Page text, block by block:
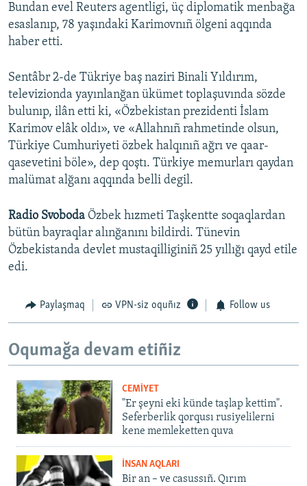
Bundan evel Reuters agentligi, üç diplomatik menbağa
esaslanıp, 78 yaşındaki Karimovnıñ ölgeni aqqında
haber etti.
Sentâbr 2-de Tükriye baş naziri Binali Yıldırım,
televizionda yayınlanğan ükümet toplaşuvında sözde
bulunıp, ilân etti ki, «Özbekistan prezidenti İslam
Karimov elâk oldı», ve «Allahnıñ rahmetinde olsun,
Türkiye Cumhuriyeti özbek halqınıñ ağrı ve qaar-
qasevetini böle», dep qoştı. Türkiye memurları qaydan
malümat alğanı aqqında belli degil.
Radio Svoboda Özbek hızmeti Taşkentte soqaqlardan
bütün bayraqlar alınğanını bildirdi. Tünevin
Özbekistanda devlet mustaqilliginiñ 25 yıllığı qayd etile
edi.
Paylaşmaq VPN-siz oquñız Follow us
Oqumağa devam etiñiz
CEMİYET
"Er şeyni eki künde taşlap kettim".
Seferberlik qorqusı rusiyelilerni
kene memleketten quva
İNSAN AQLARI
Bir an – ve casussıñ. Qırım